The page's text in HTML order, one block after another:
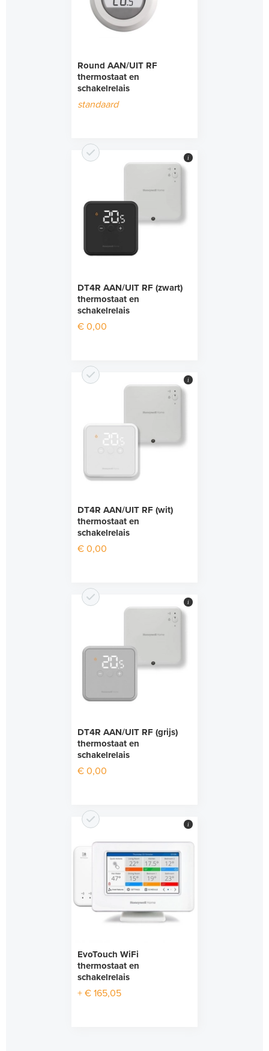
Round AAN/UIT RF
thermostaat en
schakelrelais
standaard
DT4R AAN/UIT RF (zwart)
thermostaat en
schakelrelais
€ 0,00
i
DT4R AAN/UIT RF (wit)
thermostaat en
schakelrelais
€ 0,00
i
DT4R AAN/UIT RF (grijs)
thermostaat en
schakelrelais
€ 0,00
i
EvoTouch WiFi
thermostaat en
schakelrelais
+ € 165,05
i